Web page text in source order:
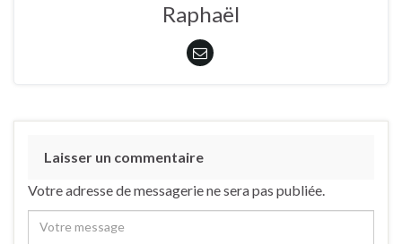
Raphaël
Laisser un commentaire
Votre adresse de messagerie ne sera pas publiée.